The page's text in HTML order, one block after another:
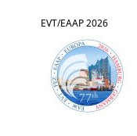
EVT/EAAP 2026